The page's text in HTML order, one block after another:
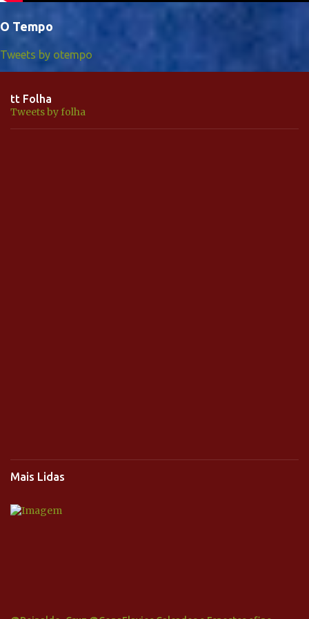
O Tempo
Tweets by otempo
tt Folha
Tweets by folha
Mais Lidas